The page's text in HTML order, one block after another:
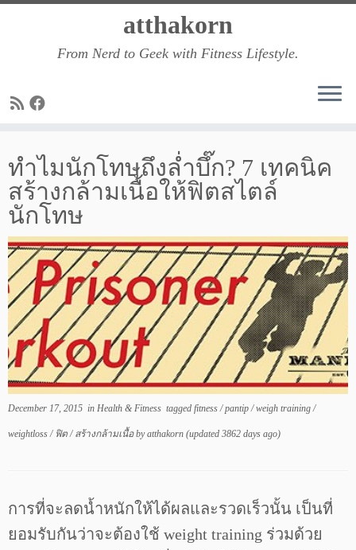
atthakorn
From Nerd to Geek with Fitness Lifestyle.
ทำไมนักโทษถึงล่ำบึ๊ก? 7 เทคนิค
สร้างกล้ามเนื้อให้ฟิตสไตล์
นักโทษ
December 17, 2015 in Health & Fitness tagged fitness/pantip/weigh training/
weightloss/ ฟิต/ สร้างกล้ามเนื้อbyatthakorn (updated 3862 days ago)
การที่จะลดน้ำหนักให้ได้ผลและรวดเร็วนั้น เป็นที่
ยอมรับกันว่าจะต้องใช้ weight training ร่วมด้วย